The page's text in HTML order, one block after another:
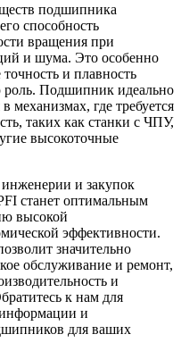
подшипника
способность
вращения при
и шума. Это особенно
и плавность
роль. Подшипник идеально
механизмах, где требуется
таких как станки с ЧПУ,
высокоточные
и закупок
станет оптимальным
высокой
эффективности.
значительно
обслуживание и ремонт,
и
к нам для
и
для ваших